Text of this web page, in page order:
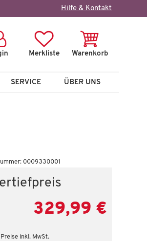
Hilfe & Kontakt
Merkliste Warenkorb
SERVICE ÜBER UNS
0009330001
329,99 €
inkl. MwSt.